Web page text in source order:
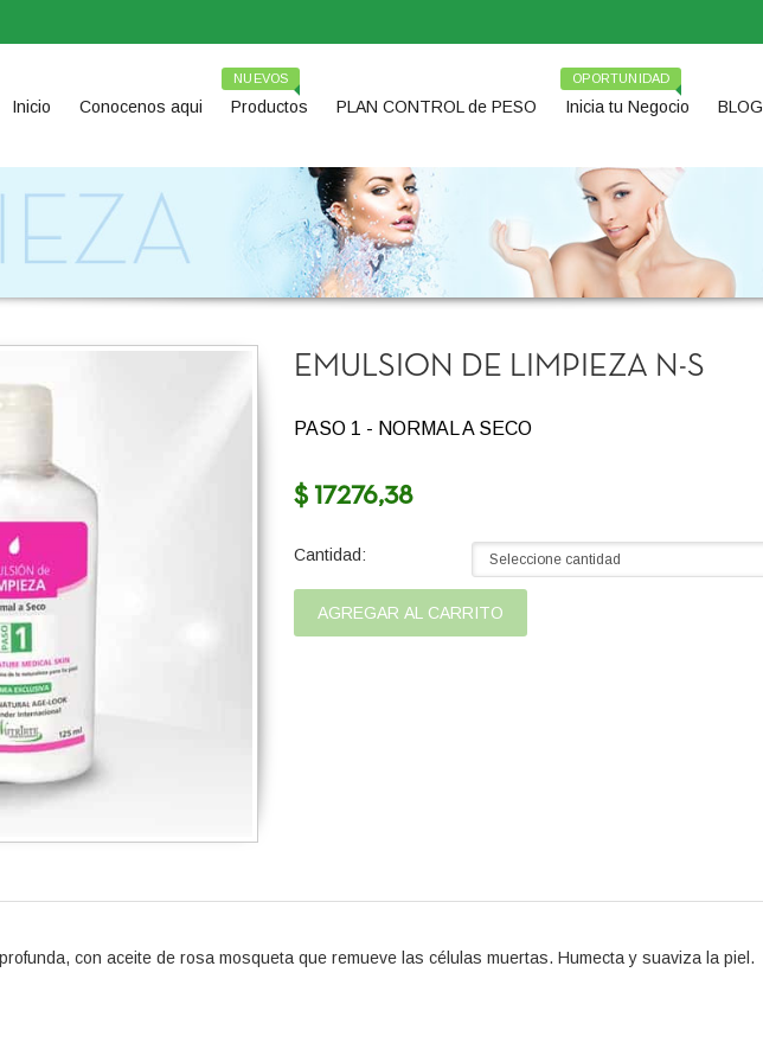
Inicio Conocenos aqui Productos
NUEVOS
PLAN CONTROL de PESO Inicia tu Negocio
OPORTUNIDAD
BLOG
EMULSION DE LIMPIEZA N-S
PASO 1 - NORMAL A SECO
$ 17276,38
Cantidad:
con aceite de rosa mosqueta que remueve las células muertas. Humecta y suaviza la piel.